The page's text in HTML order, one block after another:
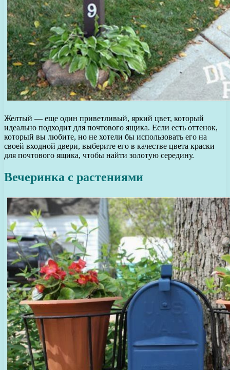
Желтый — еще один приветливый, яркий цвет, который
идеально подходит для почтового ящика. Если есть оттенок,
который вы любите, но не хотели бы использовать его на
своей входной двери, выберите его в качестве цвета краски
для почтового ящика, чтобы найти золотую середину.
Вечеринка с растениями